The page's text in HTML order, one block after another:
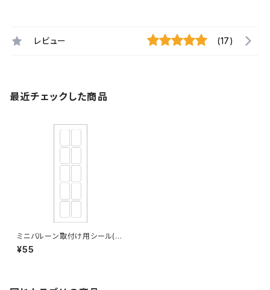
レビュー (17)
最近チェックした商品
ミニバルーン取付け用シール(10
枚付)
¥55